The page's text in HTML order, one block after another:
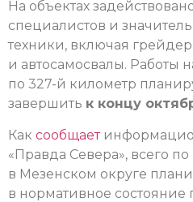
На объектах
специалистов и
техники, включая
и автосамосвалы. Работы
по 327-й километр
завершить к концу
Как сообщает
«Правда Севера», всего по
в Мезенском округе
в нормативное состояние